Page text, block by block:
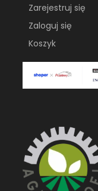
Zarejestruj się
Zaloguj się
Koszyk